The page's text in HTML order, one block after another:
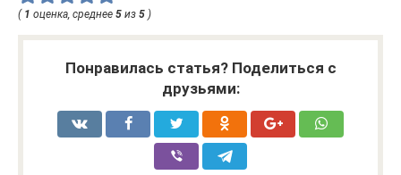
( 1 оценка, среднее 5 из 5 )
Понравилась статья? Поделиться с
друзьями: